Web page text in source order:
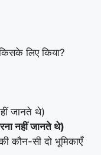
लिए किया?
जानते थे)
नहीं जानते थे)
कौन-सी दो भूमिकाएँ